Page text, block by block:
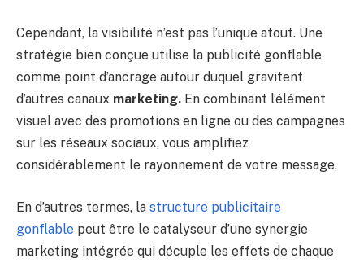
Cependant, la visibilité n’est pas l’unique atout. Une
stratégie bien conçue utilise la publicité gonflable
comme point d’ancrage autour duquel gravitent
d’autres canaux marketing. En combinant l’élément
visuel avec des promotions en ligne ou des campagnes
sur les réseaux sociaux, vous amplifiez
considérablement le rayonnement de votre message.
En d’autres termes, la structure publicitaire
gonflable peut être le catalyseur d’une synergie
marketing intégrée qui décuple les effets de chaque